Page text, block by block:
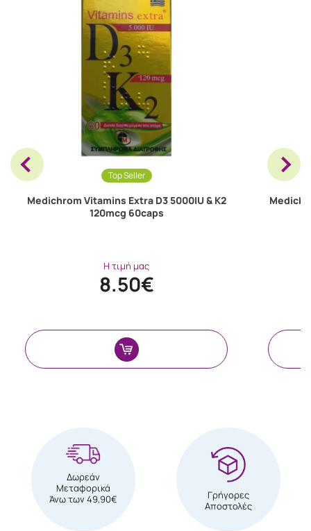
Top Seller
Medichrom Vitamins Extra D3 5000IU & K2
120mcg 60caps
Η τιμή μας
8.50€
Δωρεάν
Μεταφορικά
Άνω των 49,90€
Γρήγορες
Αποστολές